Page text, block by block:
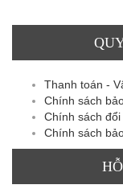
Thanh toán -
Chính sách
Chính sách đổi
Chính sách